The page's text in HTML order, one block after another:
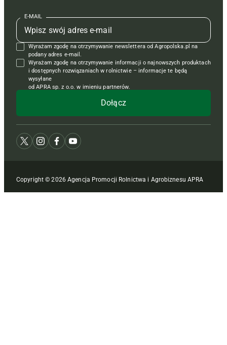
Kontakt
Regulamin
Polityka prywatności
Redakcja
Kontakt
Reklama
Reklama
Kontakt
Krzyżówki
Książki
Regulamin
E-MAIL
Wyrażam zgodę na otrzymywanie newslettera od Agropolska.pl na
podany adres e-mail.
Wyrażam zgodę na otrzymywanie informacji o najnowszych produktach
i dostępnych rozwiązaniach w rolnictwie – informacje te będą
wysyłane
od APRA sp. z o.o. w imieniu partnerów.
Copyright © 2026 Agencja Promocji Rolnictwa i Agrobiznesu APRA